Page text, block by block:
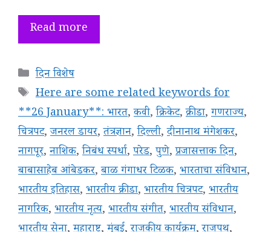
Read more
Categories
दिन विशेष
Tags
Here are some related keywords for
**26 January**: भारत,कवी,क्रिकेट,क्रीडा,गणराज्य,
चित्रपट,जनरल डायर,तंत्रज्ञान,दिल्ली,दीनानाथ मंगेशकर,
नागपूर,नाशिक,निबंध स्पर्धा, परेड, पुणे,प्रजासत्ताक दिन,
बाबासाहेब आंबेडकर,बाळ गंगाधर टिळक, भारताचा संविधान,
भारतीय इतिहास, भारतीय क्रीडा, भारतीय चित्रपट, भारतीय
नागरिक, भारतीय नृत्य, भारतीय संगीत, भारतीय संविधान,